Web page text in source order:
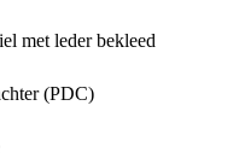
met leder bekleed
(PDC)